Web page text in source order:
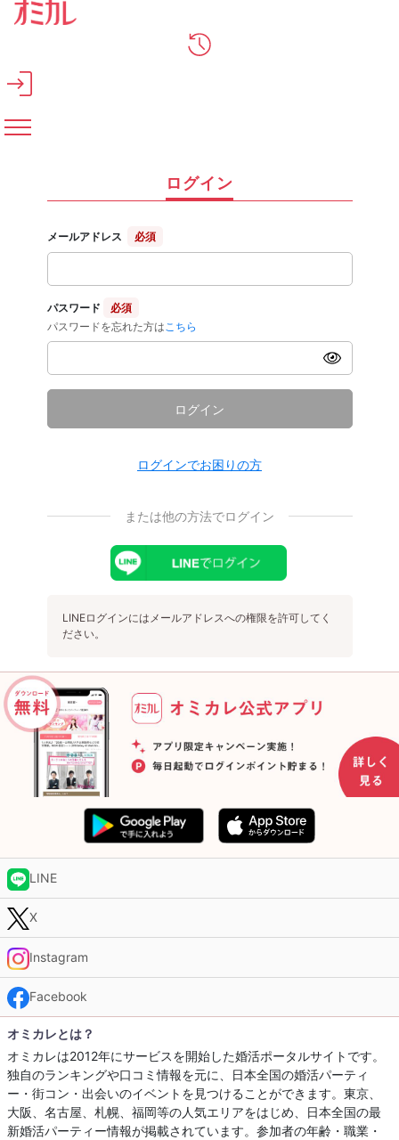
メインコンテンツへスキップ
ログイン
メールアドレス 必須
パスワード
必須
パスワードを忘れた方は こちら
ログイン
ログインでお困りの方
または他の方法でログイン
LINEログインにはメールアドレスへの権限を許可してく
ださい。
LINE
X
Instagram
Facebook
オミカレとは？
オミカレは2012年にサービスを開始した婚活ポータルサイトです。
独自のランキングや口コミ情報を元に、日本全国の婚活パーティ
ー・街コン・出会いのイベントを見つけることができます。東京、
大阪、名古屋、札幌、福岡等の人気エリアをはじめ、日本全国の最
新婚活パーティー情報が掲載されています。参加者の年齢・職業・